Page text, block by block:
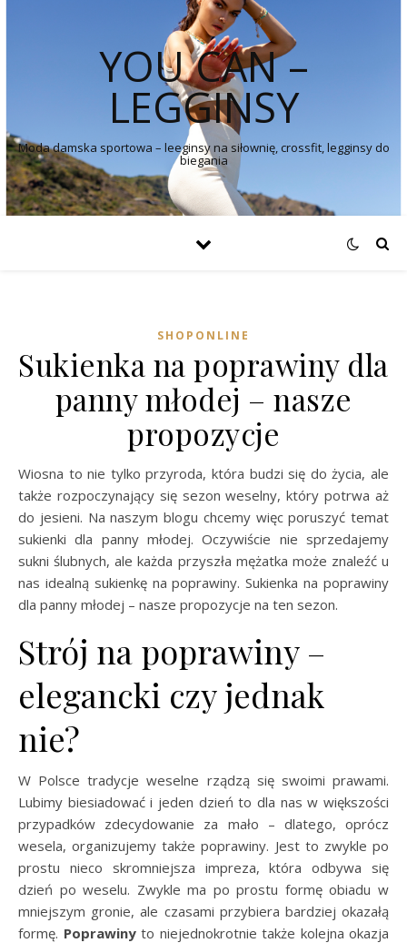
YOU CAN –
LEGGINSY
Moda damska sportowa – leeginsy na siłownię, crossfit, legginsy do
biegania
SHOPONLINE
Sukienka na poprawiny dla
panny młodej – nasze
propozycje
Wiosna to nie tylko przyroda, która budzi się do życia, ale
także rozpoczynający się sezon weselny, który potrwa aż
do jesieni. Na naszym blogu chcemy więc poruszyć temat
sukienki dla panny młodej. Oczywiście nie sprzedajemy
sukni ślubnych, ale każda przyszła mężatka może znaleźć u
nas idealną sukienkę na poprawiny. Sukienka na poprawiny
dla panny młodej – nasze propozycje na ten sezon.
Strój na poprawiny –
elegancki czy jednak
nie?
W Polsce tradycje weselne rządzą się swoimi prawami.
Lubimy biesiadować i jeden dzień to dla nas w większości
przypadków zdecydowanie za mało – dlatego, oprócz
wesela, organizujemy także poprawiny. Jest to zwykle po
prostu nieco skromniejsza impreza, która odbywa się
dzień po weselu. Zwykle ma po prostu formę obiadu w
mniejszym gronie, ale czasami przybiera bardziej okazałą
formę. Poprawinyto niejednokrotnie także kolejna okazja